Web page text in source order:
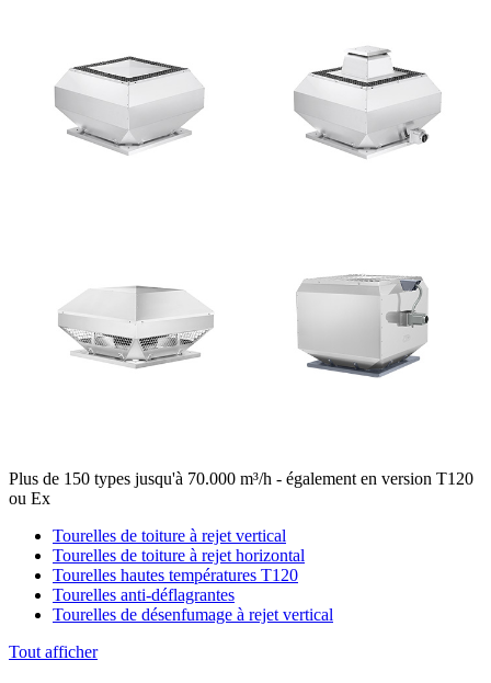
Plus de 150 types jusqu'à 70.000 m³/h - également en version T120
ou Ex
Tourelles de toiture à rejet vertical
Tourelles de toiture à rejet horizontal
Tourelles hautes températures T120
Tourelles anti-déflagrantes
Tourelles de désenfumage à rejet vertical
Tout afficher